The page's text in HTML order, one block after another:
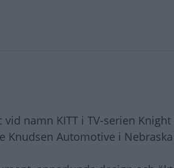
namn KITT i TV-serien
Automotive i